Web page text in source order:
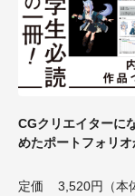
CGクリエイターに
めたポートフォリ
定価 3,520円（本